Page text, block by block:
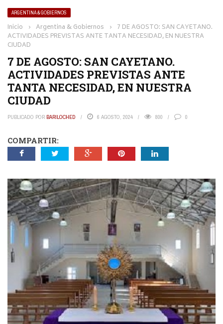
ARGENTINA & GOBIERNOS
Inicio › Argentina & Gobiernos › 7 DE AGOSTO: SAN CAYETANO.
ACTIVIDADES PREVISTAS ANTE TANTA NECESIDAD, EN NUESTRA
CIUDAD
7 DE AGOSTO: SAN CAYETANO.
ACTIVIDADES PREVISTAS ANTE
TANTA NECESIDAD, EN NUESTRA
CIUDAD
PUBLICADO POR BARILOCHED 6 AGOSTO, 2024 800 0
COMPARTIR: